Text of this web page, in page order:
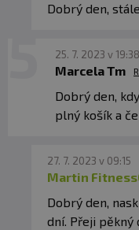
Dobrý den,
25. 7. 2023 v 19:38
Marcela Tm
Dobrý den,
plný košík a
27. 7. 2023 v 09:15
Martin
Dobrý den,
dní. Přeji pěkný